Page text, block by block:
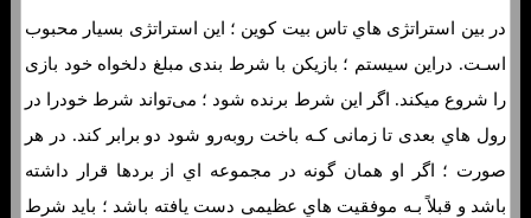
در بین استراتژی هاي‌ تاس بیت کوین ؛ این استراتژی بسیار محبوب
اسـت. دراین سیستم ؛ بازیکن با شرط بندی مبلغ دلخواه خود بازی
را شروع میکند. اگر این شرط برنده شود ؛ می‌تواند شرط خودرا در
رول هاي‌ بعدی تا زمانی کـه باخت روبه‌رو شود دو برابر کند. در هر
صورت ؛ اگر او همان‌ گونه در مجموعه اي از بردها قرار داشته
باشد و قبلاً بـه موفقیت هاي‌ عظیمی دست یافته باشد ؛ باید شرط